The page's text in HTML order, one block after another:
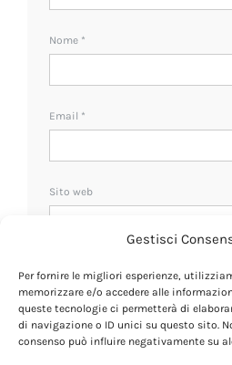
Gestisci
Per fornire le migliori esperienze,
memorizzare e/o accedere alle
queste tecnologie ci permetterà di
di navigazione o ID unici su questo sito.
consenso può influire negativamente su
Nome *
Email *
Sito web